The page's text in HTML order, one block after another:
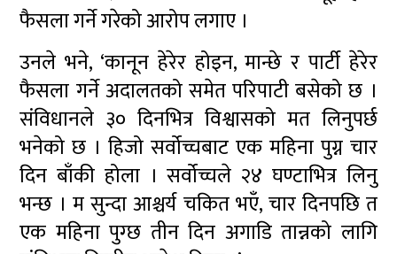
फैसला गर्ने गरेको आरोप लगाए ।
उनले भने, ‘कानून हेरेर होइन, मान्छे र पार्टी हेरेर
फैसला गर्ने अदालतको समेत परिपाटी बसेको छ ।
संविधानले ३० दिनभित्र विश्वासको मत लिनुपर्छ
भनेको छ । हिजो सर्वोच्चबाट एक महिना पुग्न चार
दिन बाँकी होला । सर्वोच्चले २४ घण्टाभित्र लिनु
भन्छ । म सुन्दा आश्चर्य चकित भएँ, चार दिनपछि त
एक महिना पुग्छ तीन दिन अगाडि तान्नको लागि